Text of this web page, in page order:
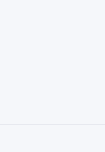
el ritmo. El
de Vilcanota y